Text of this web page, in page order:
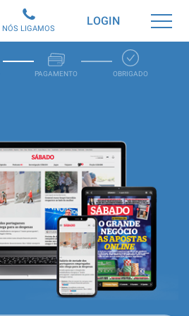
PAGAMENTO OBRIGADO
LOGIN
NÓS LIGAMOS